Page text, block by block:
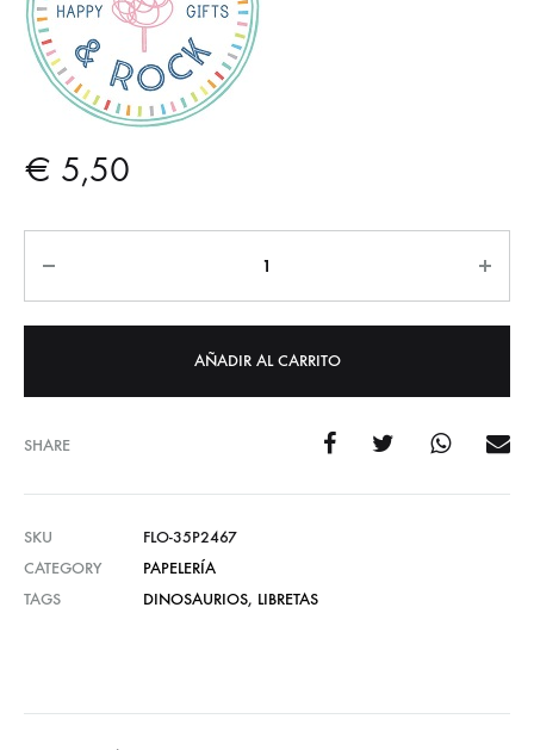
€ 5,50
AÑADIR AL CARRITO
SHARE
SKU
FLO-35P2467
CATEGORY
PAPELERÍA
TAGS
DINOSAURIOS, LIBRETAS